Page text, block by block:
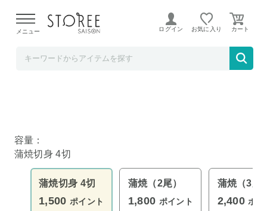
よる配送遅延が発生しております。
メニュー ログイン お気に入り
九州産うなぎ蒲焼切身 4切
容量：
蒲焼切身 4切
蒲焼切身 4切
1,500 ポイント
蒲焼（2尾）
1,800 ポイント
蒲焼（3尾
2,400 ポ